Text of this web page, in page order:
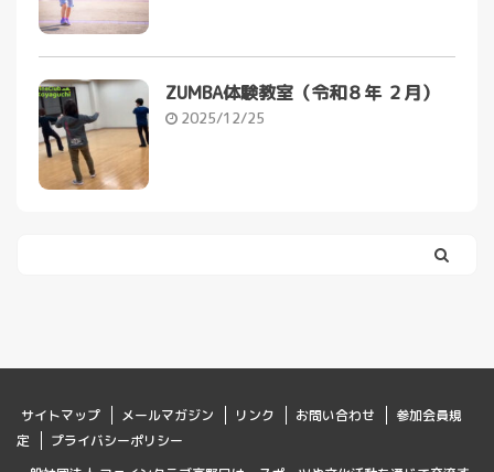
ZUMBA体験教室（令和８年 ２月）
2025/12/25
サイトマップ メールマガジン リンク お問い合わせ
参加会員規
定
プライバシーポリシー